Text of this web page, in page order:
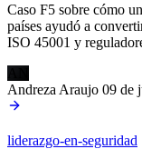
Caso F5 sobre cómo
países ayudó a
ISO 45001 y
Andreza Araujo 09 de
liderazgo-en-seguridad